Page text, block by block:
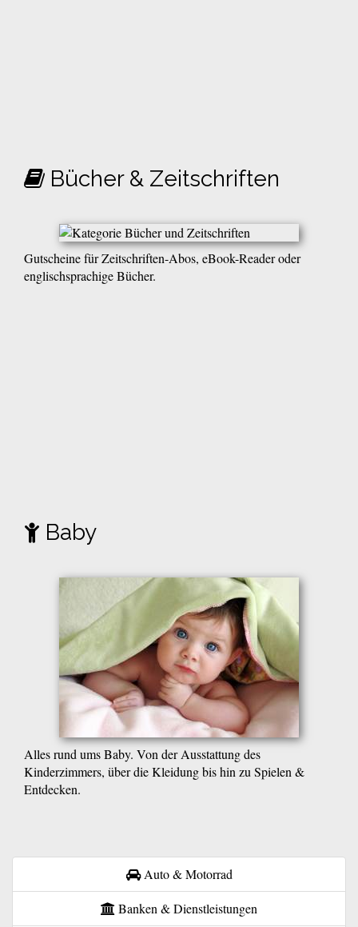
Bücher & Zeitschriften
Gutscheine für Zeitschriften-Abos, eBook-Reader oder
englischsprachige Bücher.
Baby
Alles rund ums Baby. Von der Ausstattung des
Kinderzimmers, über die Kleidung bis hin zu Spielen &
Entdecken.
Auto & Motorrad
Banken & Dienstleistungen